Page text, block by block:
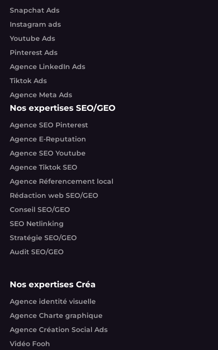
Snapchat Ads
Instagram ads
Youtube Ads
Pinterest Ads
Agence LinkedIn Ads
Tiktok Ads
Agence Meta Ads
Nos expertises SEO/GEO
Agence SEO Pinterest
Agence E-Reputation
Agence SEO Youtube
Agence Tiktok SEO
Agence Réferencement local
Rédaction web SEO/GEO
Conseil SEO/GEO
SEO Netlinking
Stratégie SEO/GEO
Audit SEO/GEO
Nos expertises Créa
Agence identité visuelle
Agence Charte graphique
Agence Création Social Ads
Vidéo Fooh